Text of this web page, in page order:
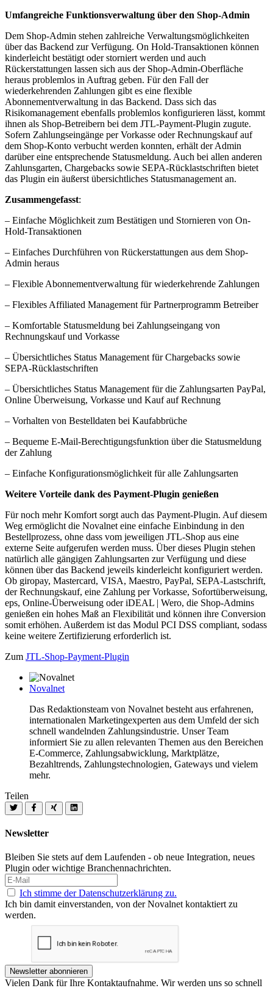
Umfangreiche Funktionsverwaltung über den Shop-Admin
Dem Shop-Admin stehen zahlreiche Verwaltungsmöglichkeiten
über das Backend zur Verfügung. On Hold-Transaktionen können
kinderleicht bestätigt oder storniert werden und auch
Rückerstattungen lassen sich aus der Shop-Admin-Oberfläche
heraus problemlos in Auftrag geben. Für den Fall der
wiederkehrenden Zahlungen gibt es eine flexible
Abonnementverwaltung in das Backend. Dass sich das
Risikomanagement ebenfalls problemlos konfigurieren lässt, kommt
ihnen als Shop-Betreibern bei dem JTL-Payment-Plugin zugute.
Sofern Zahlungseingänge per Vorkasse oder Rechnungskauf auf
dem Shop-Konto verbucht werden konnten, erhält der Admin
darüber eine entsprechende Statusmeldung. Auch bei allen anderen
Zahlunsgarten, Chargebacks sowie SEPA-Rücklastschriften bietet
das Plugin ein äußerst übersichtliches Statusmanagement an.
Zusammengefasst:
– Einfache Möglichkeit zum Bestätigen und Stornieren von On-
Hold-Transaktionen
– Einfaches Durchführen von Rückerstattungen aus dem Shop-
Admin heraus
– Flexible Abonnementverwaltung für wiederkehrende Zahlungen
– Flexibles Affiliated Management für Partnerprogramm Betreiber
– Komfortable Statusmeldung bei Zahlungseingang von
Rechnungskauf und Vorkasse
– Übersichtliches Status Management für Chargebacks sowie
SEPA-Rücklastschriften
– Übersichtliches Status Management für die Zahlungsarten PayPal,
Online Überweisung, Vorkasse und Kauf auf Rechnung
– Vorhalten von Bestelldaten bei Kaufabbrüche
– Bequeme E-Mail-Berechtigungsfunktion über die Statusmeldung
der Zahlung
– Einfache Konfigurationsmöglichkeit für alle Zahlungsarten
Weitere Vorteile dank des Payment-Plugin genießen
Für noch mehr Komfort sorgt auch das Payment-Plugin. Auf diesem
Weg ermöglicht die Novalnet eine einfache Einbindung in den
Bestellprozess, ohne dass vom jeweiligen JTL-Shop aus eine
externe Seite aufgerufen werden muss. Über dieses Plugin stehen
natürlich alle gängigen Zahlungsarten zur Verfügung und diese
können über das Backend jeweils kinderleicht konfiguriert werden.
Ob giropay, Mastercard, VISA, Maestro, PayPal, SEPA-Lastschrift,
der Rechnungskauf, eine Zahlung per Vorkasse, Sofortüberweisung,
eps, Online-Überweisung oder iDEAL | Wero, die Shop-Admins
genießen ein hohes Maß an Flexibilität und können ihre Conversion
somit erhöhen. Außerdem ist das Modul PCI DSS compliant, sodass
keine weitere Zertifizierung erforderlich ist.
Zum JTL-Shop-Payment-Plugin
Novalnet
Das Redaktionsteam von Novalnet besteht aus erfahrenen,
internationalen Marketingexperten aus dem Umfeld der sich
schnell wandelnden Zahlungsindustrie. Unser Team
informiert Sie zu allen relevanten Themen aus den Bereichen
E-Commerce, Zahlungsabwicklung, Marktplätze,
Bezahltrends, Zahlungstechnologien, Gateways und vielem
mehr.
Teilen
Newsletter
Bleiben Sie stets auf dem Laufenden - ob neue Integration, neues
Plugin oder wichtige Branchennachrichten.
Ich stimme der Datenschutzerklärung zu.
Ich bin damit einverstanden, von der Novalnet kontaktiert zu
werden.
Newsletter abonnieren
Vielen Dank für Ihre Kontaktaufnahme. Wir werden uns so schnell